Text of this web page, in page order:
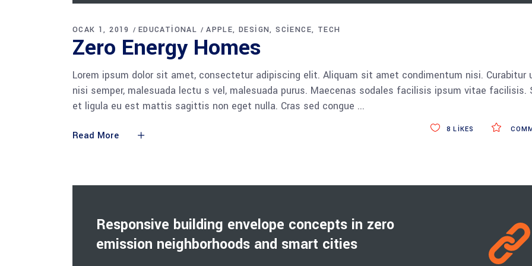
da
azaltın.
OCAK 1, 2019 EDUCATIONAL APPLE DESIGN SCIENCE TECH
Zero Energy Homes
Lorem ipsum dolor sit amet, consectetur adipiscing elit. Aliquam sit amet condimentum nisi. Curabitur
nisi semper, malesuada lectu s vel, malesuada purus. Maecenas sodales facilisis ipsum vitae facilisis.
et ligula eu est mattis sagittis non eget nulla. Cras sed congue
Read More
8 LIKES
Responsive building envelope concepts in zero
emission neighborhoods and smart cities